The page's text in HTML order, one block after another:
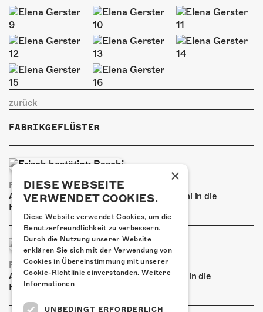
KONTAKT
ÜBER UNS
GÖNNEREI
SHOP
MITMACHEN
zurück
FABRIKGEFLÜSTER
FRISCH BESTÄTIGT: BASCHI
Am Samstag, 29. Januar 2027 kommt Baschi in die
Kulturfabrik Kofmehl!
FRISCH BESTÄTIGT: PRONTO
Am Samstag, 20. März 2027 kommt Pronto in die
Kulturfabrik Kofmehl!
×
DIESE WEBSEITE
VERWENDET COOKIES.
Diese Website verwendet Cookies, um die
Benutzerfreundlichkeit zu verbessern.
Durch die Nutzung unserer Website
erklären Sie sich mit der Verwendung von
Cookies in Übereinstimmung mit unserer
Cookie-Richtlinie einverstanden. Weitere
Informationen
UNBEDINGT ERFORDERLICH